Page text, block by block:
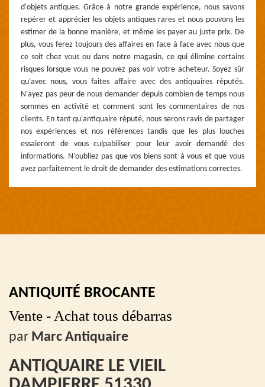
d'objets antiques. Grâce à notre grande expérience, nous savons
repérer et apprécier les objets antiques rares et nous pouvons les
estimer de la bonne manière, et même les payer au juste prix. De
plus, vous ferez toujours des affaires en face à face avec nous que
ce soit chez vous ou dans notre magasin, ce qui élimine certains
risques lorsque vous ne pouvez pas voir votre acheteur. Soyez sûr
qu'avec nous, vous faites affaire avec des antiquaires réputés.
N'ayez pas peur de nous demander depuis combien de temps nous
sommes en activité et comment sont les commentaires de nos
clients. En tant qu'antiquaire réputé, nous serons ravis de partager
nos expériences et nos références tandis que les plus louches
essaieront de vous culpabiliser pour leur avoir demandé des
informations. N'oubliez pas que vos biens sont à vous et que vous
avez parfaitement le droit de demander des estimations correctes.
ANTIQUITÉ BROCANTE
Vente - Achat tous débarras
par Marc Antiquaire
ANTIQUAIRE LE VIEIL